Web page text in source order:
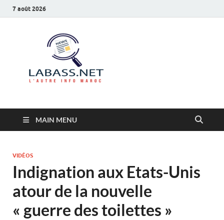
7 août 2026
MAIN MENU
VIDÉOS
Indignation aux Etats-Unis
atour de la nouvelle
« guerre des toilettes »